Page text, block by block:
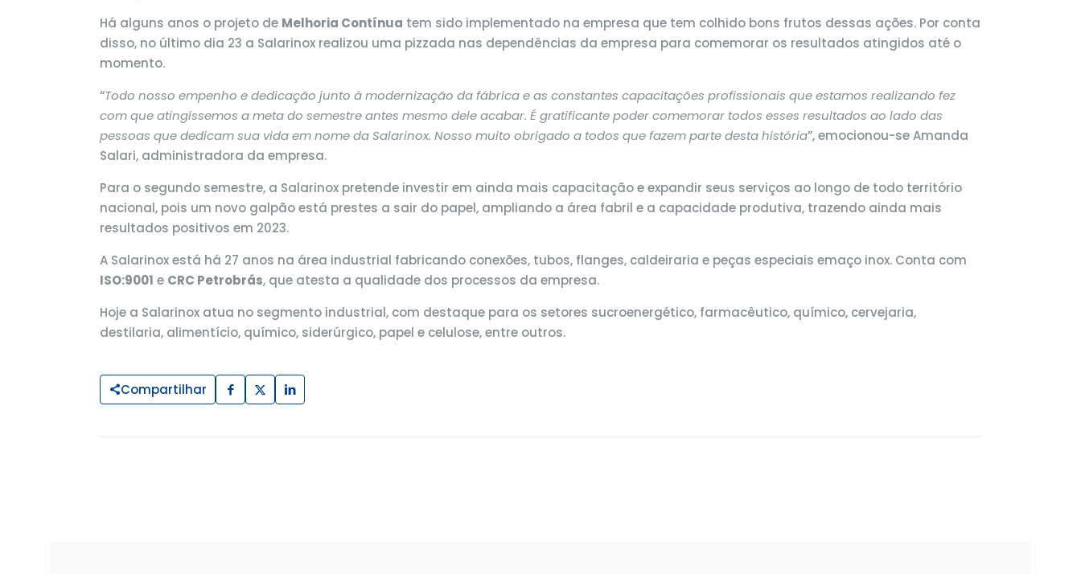
Há alguns anos o projeto de Melhoria Contínua tem sido implementado na empresa que tem colhido bons frutos dessas ações. Por conta
disso, no último dia 23 a Salarinox realizou uma pizzada nas dependências da empresa para comemorar os resultados atingidos até o
momento.
“Todo nosso empenho e dedicação junto à modernização da fábrica e as constantes capacitações profissionais que estamos realizando fez
com que atingíssemos a meta do semestre antes mesmo dele acabar. É gratificante poder comemorar todos esses resultados ao lado das
pessoas que dedicam sua vida em nome da Salarinox. Nosso muito obrigado a todos que fazem parte desta história”, emocionou-se Amanda
Salari, administradora da empresa.
Para o segundo semestre, a Salarinox pretende investir em ainda mais capacitação e expandir seus serviços ao longo de todo território
nacional, pois um novo galpão está prestes a sair do papel, ampliando a área fabril e a capacidade produtiva, trazendo ainda mais
resultados positivos em 2023.
A Salarinox está há 27 anos na área industrial fabricando conexões, tubos, flanges, caldeiraria e peças especiais emaço inox. Conta com
ISO:9001 e CRC Petrobrás, que atesta a qualidade dos processos da empresa.
Hoje a Salarinox atua no segmento industrial, com destaque para os setores sucroenergético, farmacêutico, químico, cervejaria,
destilaria, alimentício, químico, siderúrgico, papel e celulose, entre outros.
Compartilhar